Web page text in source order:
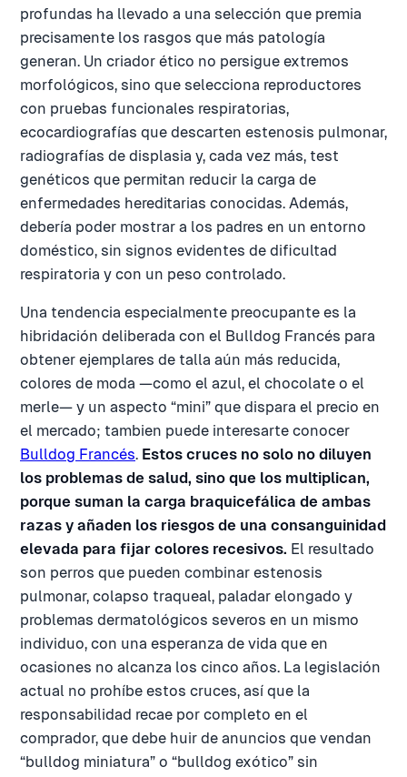
profundas ha llevado a una selección que premia
precisamente los rasgos que más patología
generan. Un criador ético no persigue extremos
morfológicos, sino que selecciona reproductores
con pruebas funcionales respiratorias,
ecocardiografías que descarten estenosis pulmonar,
radiografías de displasia y, cada vez más, test
genéticos que permitan reducir la carga de
enfermedades hereditarias conocidas. Además,
debería poder mostrar a los padres en un entorno
doméstico, sin signos evidentes de dificultad
respiratoria y con un peso controlado.
Una tendencia especialmente preocupante es la
hibridación deliberada con el Bulldog Francés para
obtener ejemplares de talla aún más reducida,
colores de moda —como el azul, el chocolate o el
merle— y un aspecto “mini” que dispara el precio en
el mercado; tambien puede interesarte conocer
Bulldog Francés. Estos cruces no solo no diluyen
los problemas de salud, sino que los multiplican,
porque suman la carga braquicefálica de ambas
razas y añaden los riesgos de una consanguinidad
elevada para fijar colores recesivos. El resultado
son perros que pueden combinar estenosis
pulmonar, colapso traqueal, paladar elongado y
problemas dermatológicos severos en un mismo
individuo, con una esperanza de vida que en
ocasiones no alcanza los cinco años. La legislación
actual no prohíbe estos cruces, así que la
responsabilidad recae por completo en el
comprador, que debe huir de anuncios que vendan
“bulldog miniatura” o “bulldog exótico” sin